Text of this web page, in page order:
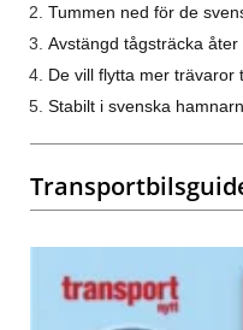
Tummen ned för de
Avstängd tågsträcka åter
De vill flytta mer trävaror
Stabilt i svenska